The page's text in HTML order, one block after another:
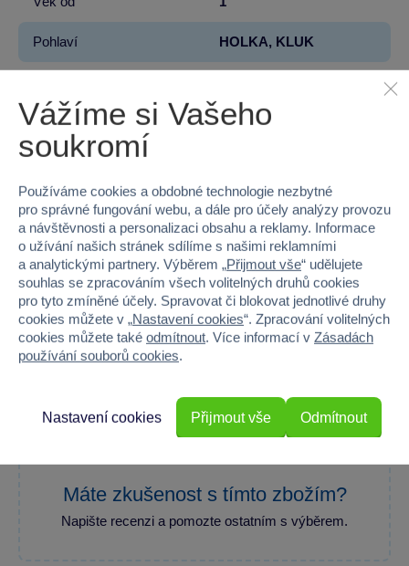
Pohlaví HOLKA, KLUK
Šířka 36
Výška
Hloubka 31
Hmotnost v gramech 970
100 %
100 % zákazníků doporučuje
Máte zkušenost s tímto zbožím?
Napište recenzi a pomozte ostatním s výběrem.
Vážíme si Vašeho
soukromí
Používáme cookies a obdobné technologie nezbytné
pro správné fungování webu, a dále pro účely analýzy provozu
a návštěvnosti a personalizaci obsahu a reklamy. Informace
o užívání našich stránek sdílíme s našimi reklamními
a analytickými partnery. Výběrem „Přijmout vše“ udělujete
souhlas se zpracováním všech volitelných druhů cookies
pro tyto zmíněné účely. Spravovat či blokovat jednotlivé druhy
cookies můžete v „Nastavení cookies“. Zpracování volitelných
cookies můžete také odmítnout. Více informací v Zásadách
používání souborů cookies.
Odmítnout
Nastavení cookies Přijmout vše